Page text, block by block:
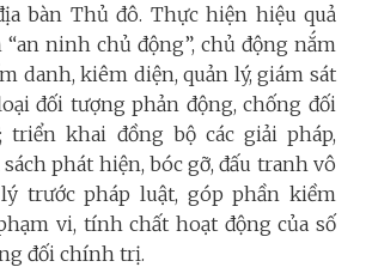
bàn Thủ đô. Thực hiện hiệu quả
ninh chủ động”, chủ động nắm
danh, kiêm diện, quản lý, giám sát
đối tượng phản động, chống đối
triển khai đồng bộ các giải pháp,
phát hiện, bóc gỡ, đấu tranh vô
trước pháp luật, góp phần kiềm
vi, tính chất hoạt động của số
đối chính trị.